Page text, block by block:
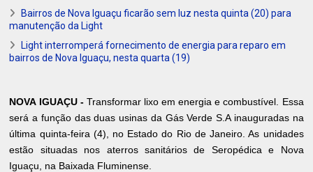
Bairros de Nova Iguaçu ficarão sem luz nesta quinta (20) para
manutenção da Light
Light interromperá fornecimento de energia para reparo em
bairros de Nova Iguaçu, nesta quarta (19)
NOVA IGUAÇU - Transformar lixo em energia e combustível. Essa
será a função das duas usinas da Gás Verde S.A inauguradas na
última quinta-feira (4), no Estado do Rio de Janeiro. As unidades
estão situadas nos aterros sanitários de Seropédica e Nova
Iguaçu, na Baixada Fluminense.